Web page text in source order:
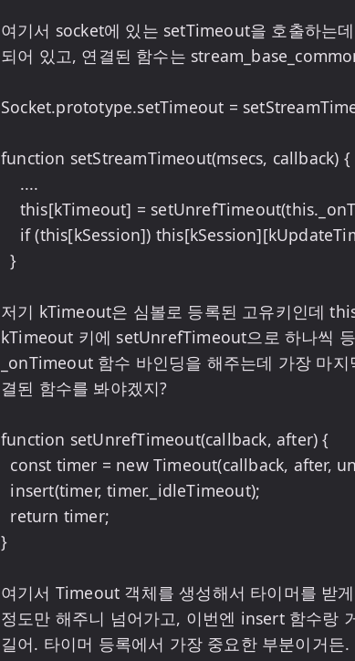
여기서 socket에 있는 setTimeout을 호출하는
되어 있고, 연결된 함수는
Socket.prototype.setTimeout =
function setStreamTimeout(msecs, callback) {
  }
저기 kTimeout은 심볼로 등록된 고유키인데
kTimeout 키에 setUnrefTimeout으로 하나씩
_onTimeout 함수 바인딩을 해주는데 가장 마
결된 함수를 봐야겠지?
function setUnrefTimeout(callback, after) {
}
여기서 Timeout 객체를 생성해서 타이머를 받
정도만 해주니 넘어가고, 이번엔 insert 함수랑
길어. 타이머 등록에서 가장 중요한 부분이거든.